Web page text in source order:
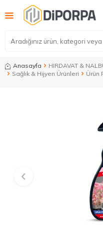
Anasayfa HIRDAVAT &
Sağlık & Hijyen Ürünleri
Ürün